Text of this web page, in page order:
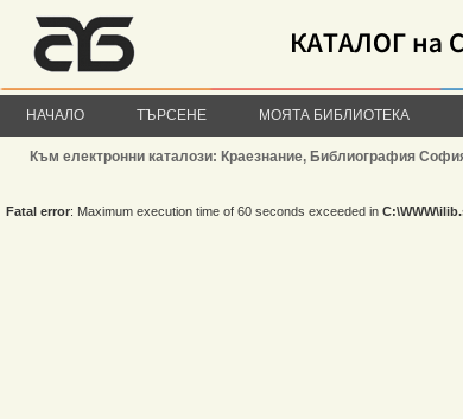
НАЧАЛО ТЪРСЕНЕ МОЯТА БИБЛИОТЕКА
Към електронни каталози: Краезнание, Библиография
Fatal error: Maximum execution time of 60 seconds exceeded in